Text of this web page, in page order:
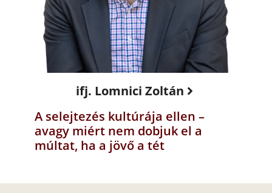
ifj. Lomnici Zoltán
A selejtezés kultúrája ellen –
avagy miért nem dobjuk el a
múltat, ha a jövő a tét